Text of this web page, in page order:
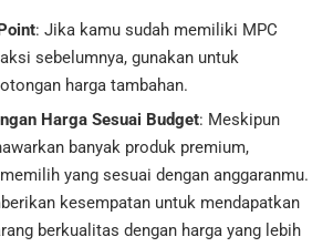
: Jika kamu sudah memiliki MPC
sebelumnya, gunakan untuk
harga tambahan.
Harga Sesuai Budget: Meskipun
banyak produk premium,
yang sesuai dengan anggaranmu.
kesempatan untuk mendapatkan
berkualitas dengan harga yang lebih